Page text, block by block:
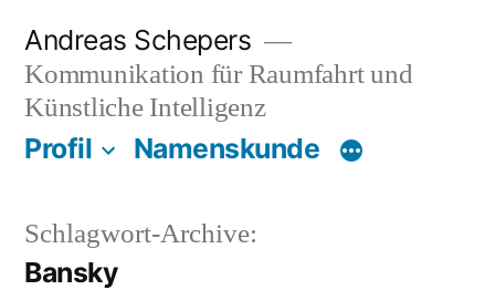
Inhalt
springen
Andreas Schepers
Kommunikation für Raumfahrt und
Künstliche Intelligenz
Profil Namenskunde
Schlagwort-Archive:
Bansky